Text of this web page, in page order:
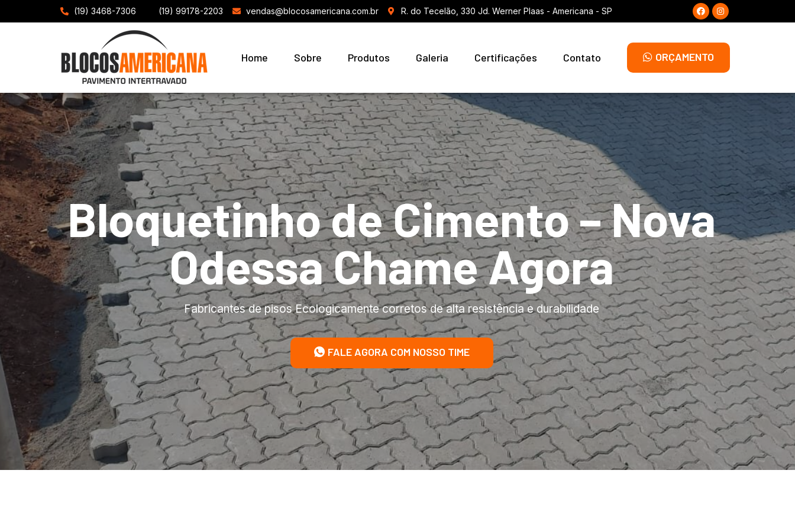
(19) 3468-7306 (19) 99178-2203 vendas@blocosamericana.com.br R. do Tecelão, 330 Jd. Werner Plaas - Americana - SP
Home Sobre Produtos Galeria Certificações Contato ORÇAMENTO
Bloquetinho de Cimento – Nova
Odessa Chame Agora
Fabricantes de pisos Ecologicamente corretos de alta resistência e durabilidade
FALE AGORA COM NOSSO TIME